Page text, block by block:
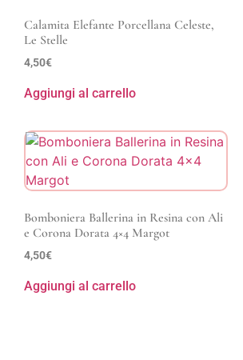
Calamita Elefante Porcellana Celeste,
Le Stelle
4,50€
Aggiungi al carrello
Bomboniera Ballerina in Resina con Ali
e Corona Dorata 4×4 Margot
4,50€
Aggiungi al carrello